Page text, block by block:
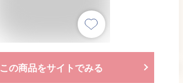
この商品をサイトでみる